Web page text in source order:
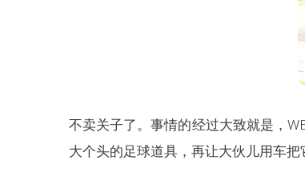
不卖关子了。事情的经过大致就是，
大个头的足球道具，再让大伙儿用车把